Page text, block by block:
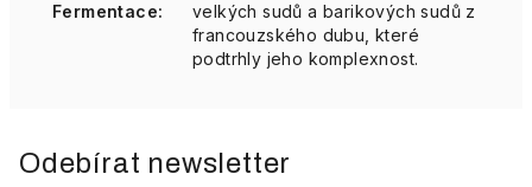
Fermentace:
velkých sudů a barikových sudů z
francouzského dubu, které
podtrhly jeho komplexnost.
Odebírat newsletter